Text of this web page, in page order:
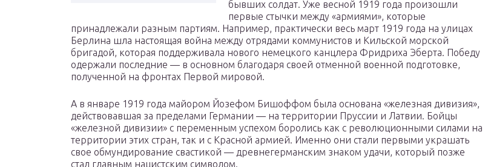
бывших солдат. Уже весной 1919 года произошли
первые стычки между «армиями», которые
принадлежали разным партиям. Например, практически весь март 1919 года на улицах
Берлина шла настоящая война между отрядами коммунистов и Кильской морской
бригадой, которая поддерживала нового немецкого канцлера Фридриха Эберта. Победу
одержали последние — в основном благодаря своей отменной военной подготовке,
полученной на фронтах Первой мировой.
А в январе 1919 года майором Йозефом Бишоффом была основана «железная дивизия»,
действовавшая за пределами Германии — на территории Пруссии и Латвии. Бойцы
«железной дивизии» с переменным успехом боролись как с революционными силами на
территории этих стран, так и с Красной армией. Именно они стали первыми украшать
свое обмундирование свастикой — древнегерманским знаком удачи, который позже
стал главным нацистским символом.